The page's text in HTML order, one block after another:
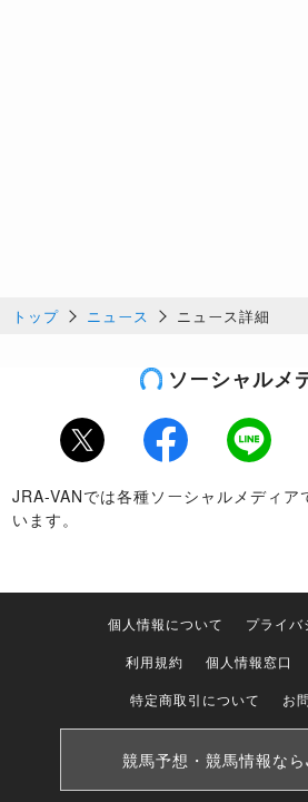
トップ ニュース ニュース詳細
ソーシャルメ
Twitter Facebook LINE
JRA-VANでは各種ソーシャルメディア
います。
個人情報について
プライバ
利用規約
個人情報窓口
特定商取引について
お
競馬予想・競馬情報なら